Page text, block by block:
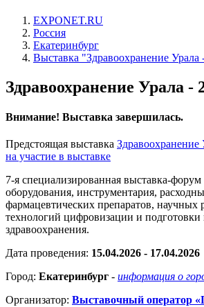
EXPONET.RU
Россия
Екатеринбург
Выставка "Здравоохранение Урала
Здравоохранение Урала -
Внимание! Выставка завершилась.
Предстоящая выставка Здравоохранение
на участие в выставке
7-я специализированная выставка-
оборудования, инструментария,
фармацевтических препаратов, научных
технологий цифровизации и подготовки
здравоохранения.
Дата проведения: 15.04.2026 - 17.04.2026
Город: Екатеринбург - информация о
Организатор: Выставочный оператор